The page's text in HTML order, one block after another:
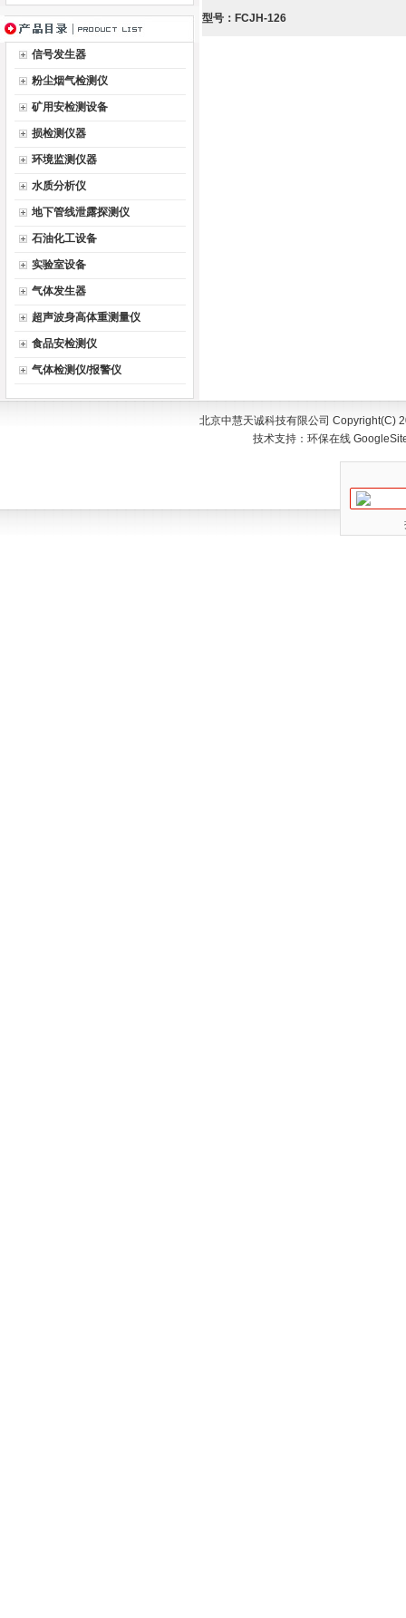
信号发生器
粉尘烟气检测仪
矿用安检测设备
损检测仪器
环境监测仪器
水质分析仪
地下管线泄露探测仪
石油化工设备
实验室设备
气体发生器
超声波身高体重测量仪
食品安检测仪
气体检测仪/报警仪
型号：FCJH-126
北京中慧天诚科技有限公司
技术支持：环保在线